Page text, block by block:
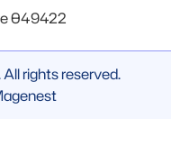
049422
rights reserved.